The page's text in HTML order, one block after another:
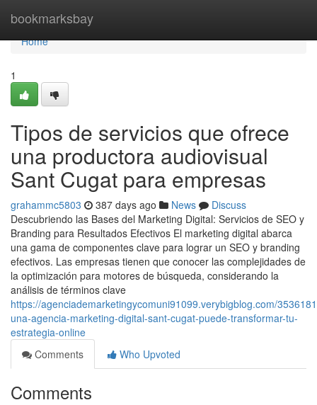
bookmarksbay
Home
Home
1
Tipos de servicios que ofrece
una productora audiovisual
Sant Cugat para empresas
grahammc5803 387 days ago News
Discuss
Descubriendo las Bases del Marketing Digital: Servicios de SEO y
Branding para Resultados Efectivos El marketing digital abarca
una gama de componentes clave para lograr un SEO y branding
efectivos. Las empresas tienen que conocer las complejidades de
la optimización para motores de búsqueda, considerando la
análisis de términos clave
https://agenciademarketingycomuni91099.verybigblog.com/
una-agencia-marketing-digital-sant-cugat-puede-transformar-tu-
estrategia-online
Comments
Who Upvoted
Comments